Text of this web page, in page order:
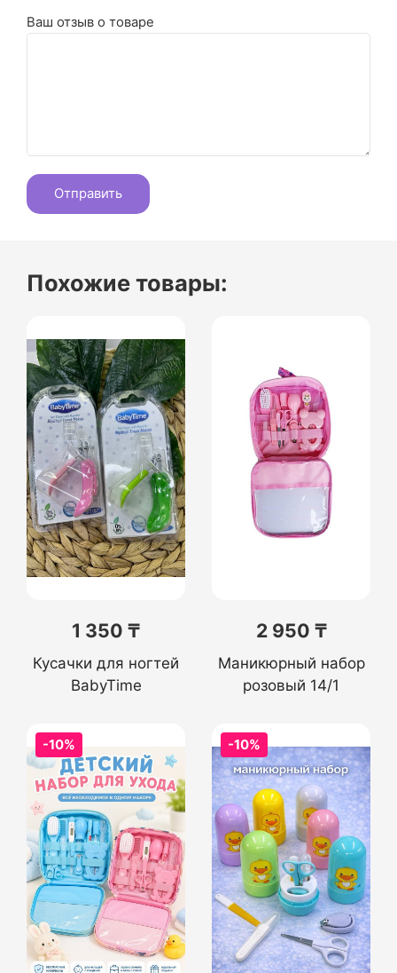
Ваш отзыв о товаре
Похожие товары:
1 350 ₸
Кусачки для ногтей
BabyTime
2 950 ₸
Маникюрный набор
розовый 14/1
-10% -10%